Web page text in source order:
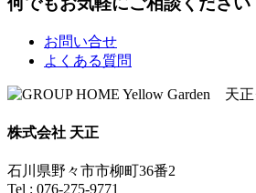
お問い合せ
よくある質問
株式会社 天正
石川県野々市市柳町36番2
Tel : 076-275-9771